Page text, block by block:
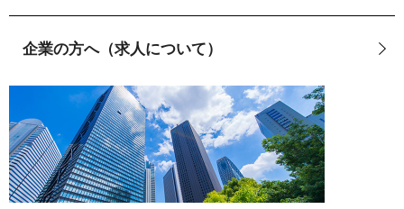
企業の方へ（求人について）